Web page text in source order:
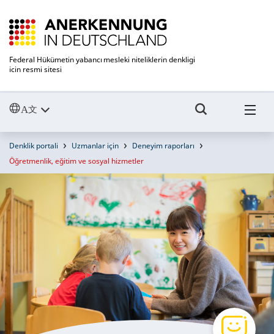
Federal Hükümetin yabancı mesleki niteliklerin denkligi
icin resmi sitesi
Denklik portali Uzmanlar için
Deneyim raporları
Öğretmenlik, eğitim ve sosyal hizmetler